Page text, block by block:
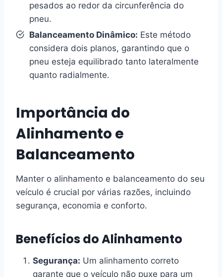
pesados ao redor da circunferência do
pneu.
Balanceamento Dinâmico: Este método
considera dois planos, garantindo que o
pneu esteja equilibrado tanto lateralmente
quanto radialmente.
Importância do
Alinhamento e
Balanceamento
Manter o alinhamento e balanceamento do seu
veículo é crucial por várias razões, incluindo
segurança, economia e conforto.
Benefícios do Alinhamento
Segurança: Um alinhamento correto
garante que o veículo não puxe para um